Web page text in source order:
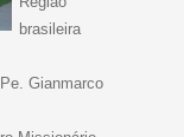
brasileira
Gianmarco